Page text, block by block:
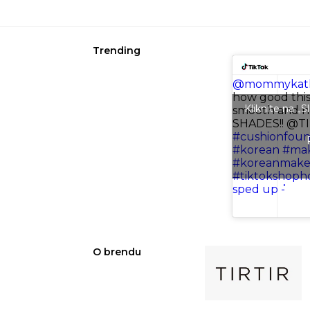
Trending
how good
smooth and
SHADES!!
#korean
sped up - ່
Kliknite na
O brendu